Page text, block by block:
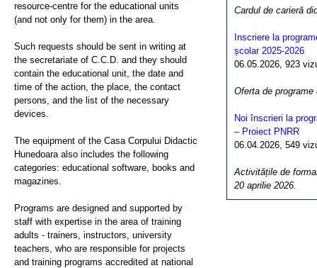
Cardul de carieră
Inscriere la
școlar 2025-2026
06.05.2026, 923
Oferta de programe
Noi înscrieri la
– Proiect PNRR
06.04.2026, 549
Activitățile de
20 aprilie 2026.
resource-centre for the educational units
(and not only for them) in the area.
Such requests should be sent in writing at
the secretariate of C.C.D. and they should
contain the educational unit, the date and
time of the action, the place, the contact
persons, and the list of the necessary
devices.
The equipment of the Casa Corpului Didactic
Hunedoara also includes the following
categories: educational software, books and
magazines.
Programs are designed and supported by
staff with expertise in the area of training
adults - trainers, instructors, university
teachers, who are responsible for projects
and training programs accredited at national